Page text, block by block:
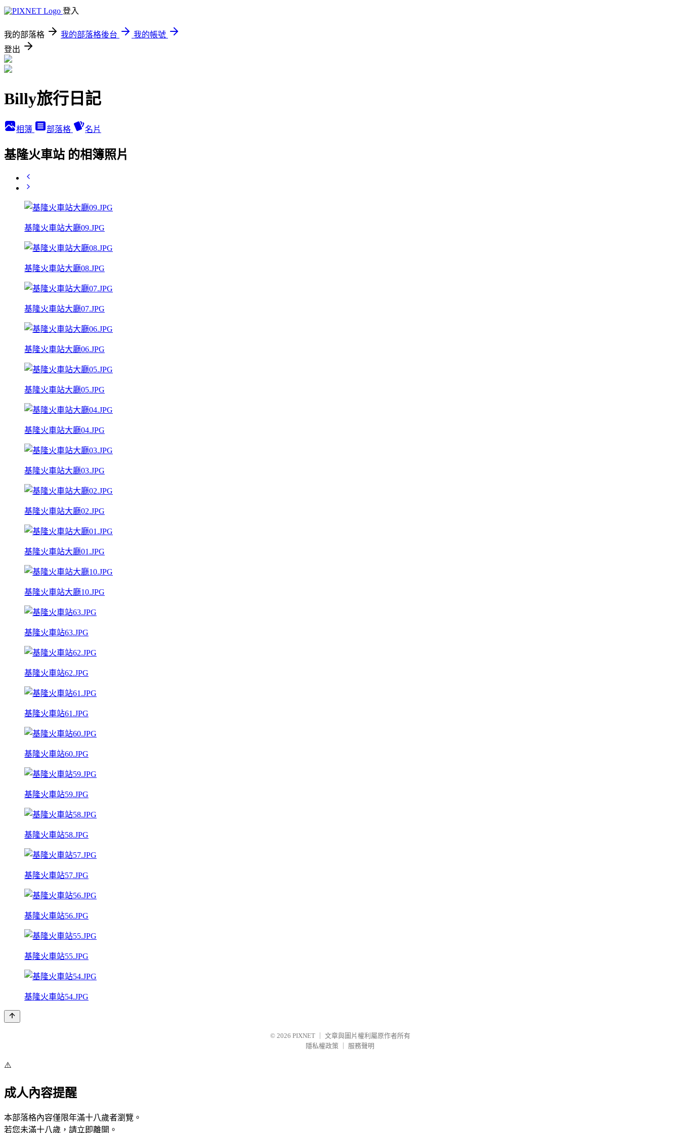
登入
我的部落格 我的部落格後台
我的帳號
登出
Billy旅行日記
相簿 部落格 名片
基隆火車站 的相簿照片
基隆火車站大廳09.JPG
基隆火車站大廳08.JPG
基隆火車站大廳07.JPG
基隆火車站大廳06.JPG
基隆火車站大廳05.JPG
基隆火車站大廳04.JPG
基隆火車站大廳03.JPG
基隆火車站大廳02.JPG
基隆火車站大廳01.JPG
基隆火車站大廳10.JPG
基隆火車站63.JPG
基隆火車站62.JPG
基隆火車站61.JPG
基隆火車站60.JPG
基隆火車站59.JPG
基隆火車站58.JPG
基隆火車站57.JPG
基隆火車站56.JPG
基隆火車站55.JPG
基隆火車站54.JPG
© 2026 PIXNET
文章與圖片權利屬原作者所有
隱私權政策
服務聲明
⚠️
成人內容提醒
本部落格內容僅限年滿十八歲者瀏覽。
若您未滿十八歲，請立即離開。